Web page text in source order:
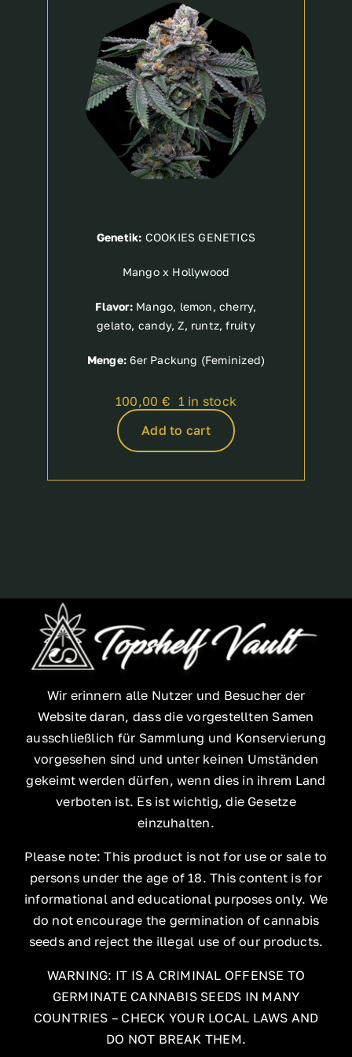
Genetik: COOKIES GENETICS
Mango x Hollywood
Flavor:Mango, lemon, cherry,
gelato, candy, Z, runtz, fruity
Menge: 6er Packung (Feminized)
100,00 € 1 in stock
Add to cart
Wir erinnern alle Nutzer und Besucher der
Website daran, dass die vorgestellten Samen
ausschließlich für Sammlung und Konservierung
vorgesehen sind und unter keinen Umständen
gekeimt werden dürfen, wenn dies in ihrem Land
verboten ist. Es ist wichtig, die Gesetze
einzuhalten.
Please note: This product is not for use or sale to
persons under the age of 18. This content is for
informational and educational purposes only. We
do not encourage the germination of cannabis
seeds and reject the illegal use of our products.
WARNING: IT IS A CRIMINAL OFFENSE TO
GERMINATE CANNABIS SEEDS IN MANY
COUNTRIES – CHECK YOUR LOCAL LAWS AND
DO NOT BREAK THEM.